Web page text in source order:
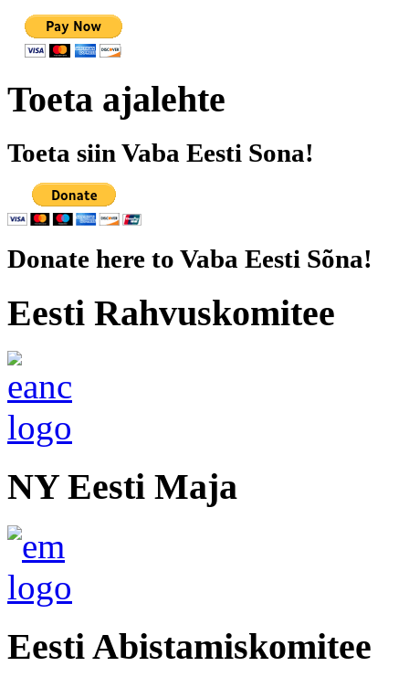
Toeta ajalehte
Toeta siin Vaba Eesti Sona!
Donate here to Vaba Eesti Sõna!
Eesti Rahvuskomitee
NY Eesti Maja
Eesti Abistamiskomitee